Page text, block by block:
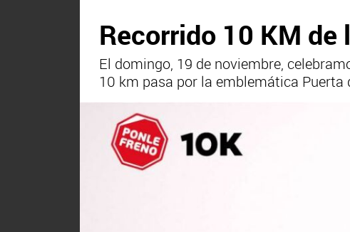
Recorrido 10 KM de
El domingo, 19 de noviembre,
10 km pasa por la emblemática